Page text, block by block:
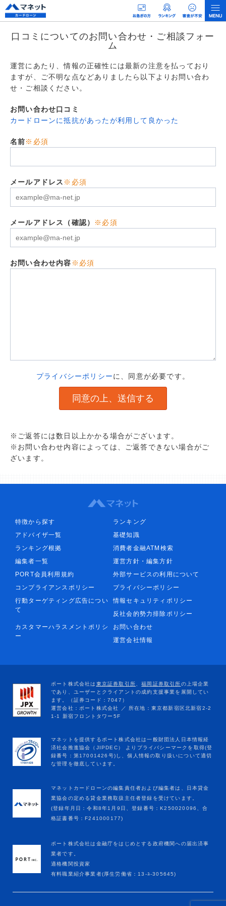
口コミについてのお問い合わせ・ご相談フォー
ム
運営にあたり、情報の正確性には最新の注意を払っており
ますが、ご不明な点などありましたら以下よりお問い合わ
せ・ご相談ください。
お問い合わせ口コミ
カードローンに抵抗があったが利用して良かった
名前※必須
メールアドレス ※必須
メールアドレス（確認） ※必須
お問い合わせ内容 ※必須
プライバシーポリシーに、同意が必要です。
※ご返答には数日以上かかる場合がございます。
※お問い合わせ内容によっては、ご返答できない場合がご
ざいます。
特徴から探す
ランキング
アドバイザ一覧
基礎知識
ランキング根拠
消費者金融ATM検索
編集者一覧
運営方針・編集方針
PORT会員利用規約
外部サービスの利用について
コンプライアンスポリシー
プライバシーポリシー
行動ターゲティング広告につい
て
情報セキュリティポリシー
反社会的勢力排除ポリシー
カスタマーハラスメントポリシ
ー
お問い合わせ
運営会社情報
マネットカードローンの編集責任者および編集者は、日本貸金
業協会の定める貸金業務取扱主任者登録を受けています。
(登録年月日：令和8年1月9日、登録番号：K250020096、合
格証書番号：F241000177)
ポート株式会社は金融庁をはじめとする政府機関への届出済事
業者です。
適格機関投資家
有料職業紹介事業者(厚生労働省：13-ﾕ-305645)